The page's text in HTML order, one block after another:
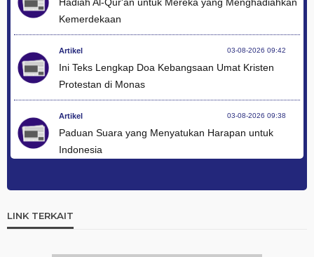
Kemerdekaan
Artikel 03-08-2026 09:42
Ini Teks Lengkap Doa Kebangsaan Umat Kristen
Protestan di Monas
Artikel 03-08-2026 09:38
Paduan Suara yang Menyatukan Harapan untuk
Indonesia
Makna Keberagaman
LINK TERKAIT